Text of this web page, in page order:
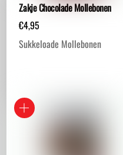
Zakje Chocolade Mollebonen
€4,95
Sukkeloade Mollebonen